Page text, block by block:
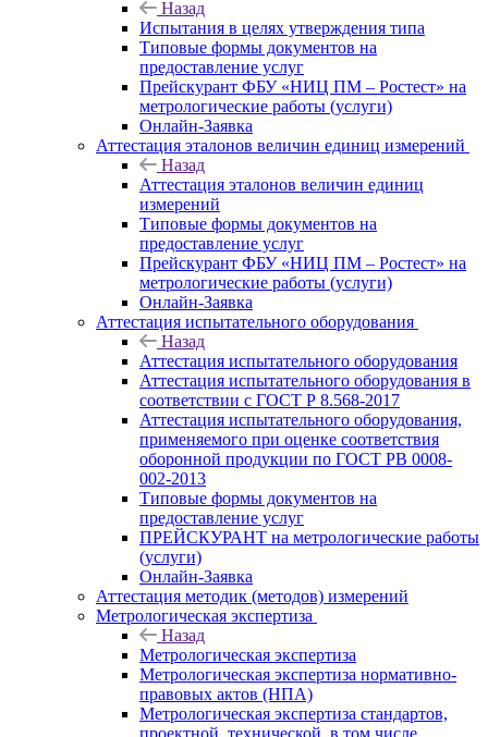
Назад
Испытания в целях утверждения типа
Типовые формы документов на
предоставление услуг
Прейскурант ФБУ «НИЦ ПМ – Ростест» на
метрологические работы (услуги)
Онлайн-Заявка
Аттестация эталонов величин единиц измерений
Назад
Аттестация эталонов величин единиц
измерений
Типовые формы документов на
предоставление услуг
Прейскурант ФБУ «НИЦ ПМ – Ростест» на
метрологические работы (услуги)
Онлайн-Заявка
Аттестация испытательного оборудования
Назад
Аттестация испытательного оборудования
Аттестация испытательного оборудования в
соответствии с ГОСТ Р 8.568-2017
Аттестация испытательного оборудования,
применяемого при оценке соответствия
оборонной продукции по ГОСТ РВ 0008-
002-2013
Типовые формы документов на
предоставление услуг
ПРЕЙСКУРАНТ на метрологические работы
(услуги)
Онлайн-Заявка
Аттестация методик (методов) измерений
Метрологическая экспертиза
Назад
Метрологическая экспертиза
Метрологическая экспертиза нормативно-
правовых актов (НПА)
Метрологическая экспертиза стандартов,
проектной, технической, в том числе